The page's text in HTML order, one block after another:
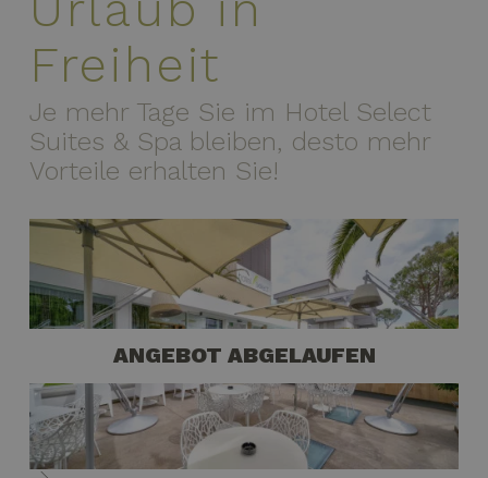
Freiheit
Je mehr Tage Sie im Hotel Select
Suites & Spa bleiben, desto mehr
Vorteile erhalten Sie!
ANGEBOT ABGELAUFEN